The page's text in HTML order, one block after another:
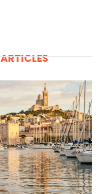
ARTICLES